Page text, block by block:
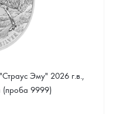
Эму" 2026 г.в.,
(проба 9999)